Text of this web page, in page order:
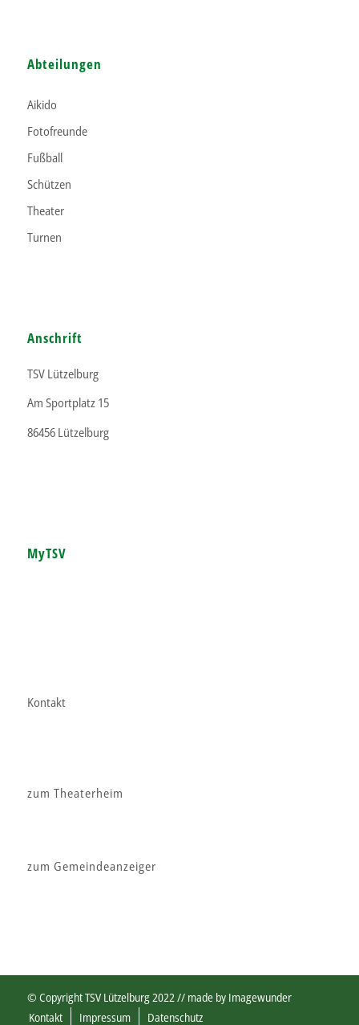
Abteilungen
Aikido
Fotofreunde
Fußball
Schützen
Theater
Turnen
Anschrift
TSV Lützelburg
Am Sportplatz 15
86456 Lützelburg
MyTSV
Kontakt
zum Theaterheim
zum Gemeindeanzeiger
© Copyright TSV Lützelburg 2022 // made by Imagewunder
Kontakt
Impressum Datenschutz